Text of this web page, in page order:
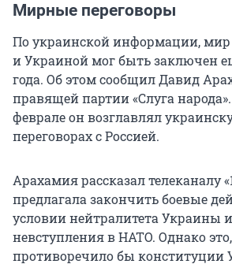
Мирные переговоры
По украинской информации,
и Украиной мог быть заключен
года. Об этом сообщил Давид
правящей партии «Слуга
феврале он возглавлял
переговорах с Россией.
Арахамия рассказал телеканалу
предлагала закончить боевые
условии нейтралитета Украины
невступления в НАТО. Однако
противоречило бы конституции